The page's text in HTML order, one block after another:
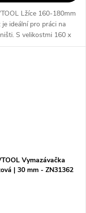
Lžíce 160-180mm
je ideální pro práci na
S velikostmi 160 x
a 180 x 120 mm je
Vymazávačka
| 30 mm - ZN31362